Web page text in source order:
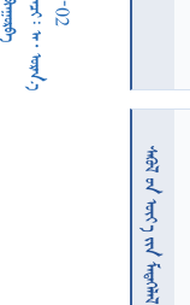
  